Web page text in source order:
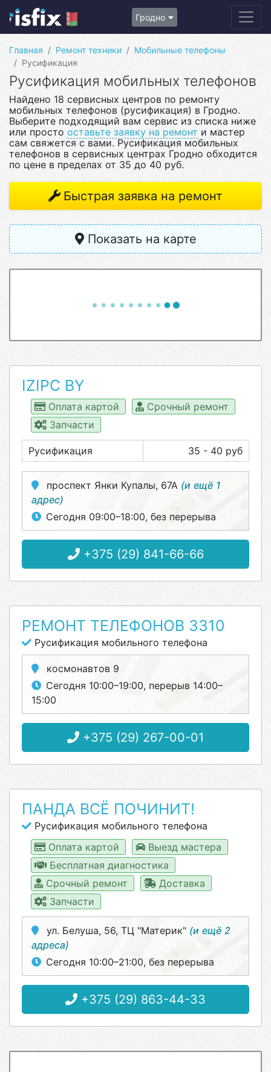
Гродно
Главная Ремонт техники
Мобильные телефоны
Русификация
Русификация мобильных телефонов
Найдено 18 сервисных центров по ремонту
мобильных телефонов (русификация) в Гродно.
Выберите подходящий вам сервис из списка ниже
или просто оставьте заявку на ремонт и мастер
сам свяжется с вами. Русификация мобильных
телефонов в сервисных центрах Гродно обходится
по цене в пределах от 35 до 40 руб.
Быстрая заявка на ремонт
Показать на карте
IZIPC BY
Оплата картой
Срочный ремонт
Запчасти
Русификация 35 - 40 руб
проспект Янки Купалы, 67А (и ещё 1
адрес)
Сегодня 09:00–18:00, без перерыва
+375 (29) 841-66-66
РЕМОНТ ТЕЛЕФОНОВ 3310
Русификация мобильного телефона
космонавтов 9
Сегодня 10:00–19:00, перерыв 14:00–
15:00
+375 (29) 267-00-01
ПАНДА ВСЁ ПОЧИНИТ!
Русификация мобильного телефона
Оплата картой
Выезд мастера
Бесплатная диагностика
Срочный ремонт
Доставка
Запчасти
ул. Белуша, 56, ТЦ "Материк" (и ещё 2
адреса)
Сегодня 10:00–21:00, без перерыва
+375 (29) 863-44-33